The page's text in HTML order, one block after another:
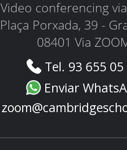
Video conferencing
Plaça Porxada, 39 -
08401 Via
Tel. 93 655
Enviar